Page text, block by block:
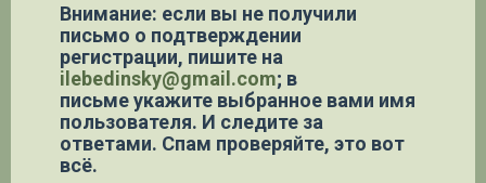
Внимание: если вы не получили
письмо о подтверждении
регистрации, пишите на
ilebedinsky@gmail.com; в
письме укажите выбранное вами имя
пользователя. И следите за
ответами. Спам проверяйте, это вот
всё.